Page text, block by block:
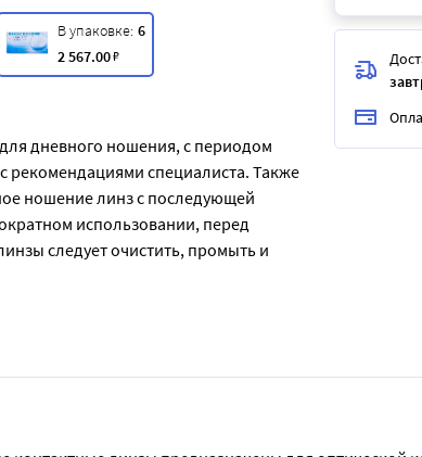
В упаковке: 6
2 567.00₽
дневного ношения, с периодом
рекомендациями специалиста. Также
ношение линз с последующей
использовании, перед
следует очистить, промыть и